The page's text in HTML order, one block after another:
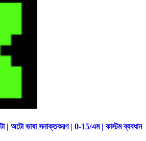
| অটো ভাষা সনাক্তকরণ | 0-15/এম | কাস্টম ব্যবধান